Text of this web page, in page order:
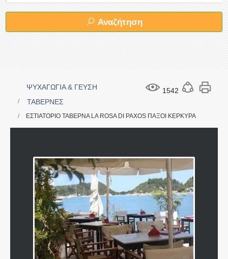
Αναζήτηση
1542
ΨΥΧΑΓΩΓΙΑ & ΓΕΥΣΗ
ΤΑΒΕΡΝΕΣ
ΕΣΤΙΑΤΟΡΙΟ ΤΑΒΕΡΝΑ LA ROSA DI PAXOS ΠΑΞΟΙ ΚΕΡΚΥΡΑ